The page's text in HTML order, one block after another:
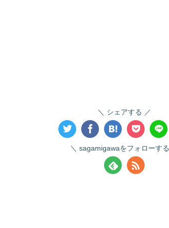
シェアする
sagamigawaをフォローする